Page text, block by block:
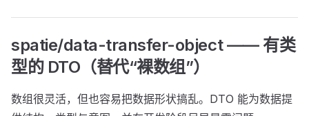
spatie/data-transfer-object —— 有类
型的 DTO（替代“裸数组”）
数组很灵活，但也容易把数据形状搞乱。DTO 能为数据提